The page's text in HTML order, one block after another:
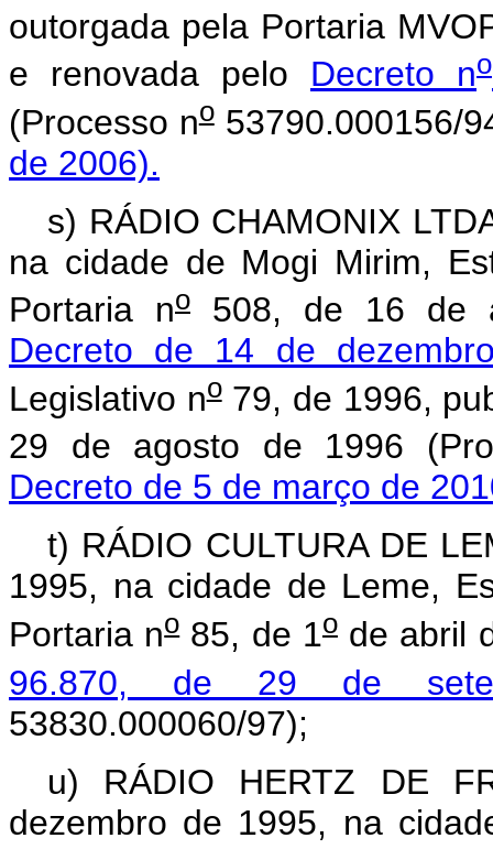
outorgada pela Portaria
e renovada pelo Decreto no
(Processo no53790.000156/
de 2006).
s) RÁDIO CHAMONIX
na cidade de Mogi Mirim,
Portaria no 508, de 16 de
Decreto de 14 de
Legislativo no79, de 1996,
29 de agosto de 1996
Decreto de 5 de março de
t) RÁDIO CULTURA DE
1995, na cidade de Leme,
Portaria no85, de 1ode abril
96.870, de 29 de
53830.000060/97);
u) RÁDIO HERTZ DE
dezembro de 1995, na